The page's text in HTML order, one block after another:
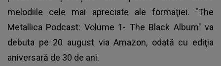
melodiile cele mai apreciate ale formaţiei. "The
Metallica Podcast: Volume 1- The Black Album" va
debuta pe 20 august via Amazon, odată cu ediţia
aniversară de 30 de ani.